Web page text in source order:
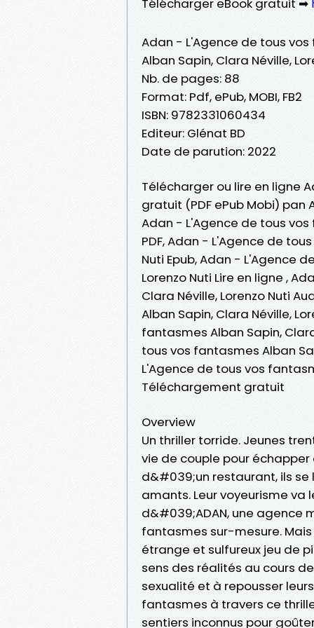
Télécharger eBook gratuit ➡
Adan - L'Agence de tous
Alban Sapin, Clara Néville,
Nb. de pages: 88
Format: Pdf, ePub, MOBI, FB2
ISBN: 9782331060434
Editeur: Glénat BD
Date de parution: 2022
Télécharger ou lire en ligne
gratuit (PDF ePub Mobi) pan
Adan - L'Agence de tous vos
PDF, Adan - L'Agence de
Nuti Epub, Adan - L'Agence
Lorenzo Nuti Lire en ligne ,
Clara Néville, Lorenzo Nuti
Alban Sapin, Clara Néville,
fantasmes Alban Sapin,
tous vos fantasmes Alban
L'Agence de tous vos
Téléchargement gratuit
Overview
Un thriller torride. Jeunes
vie de couple pour
d&#039;un restaurant, ils
amants. Leur voyeurisme
d&#039;ADAN, une agence
fantasmes sur-mesure. Mais
étrange et sulfureux jeu de
sens des réalités au cours
sexualité et à repousser
fantasmes à travers ce
sentiers inconnus pour